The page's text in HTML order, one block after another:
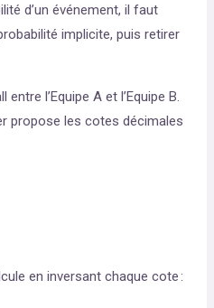
d’un événement, il faut
implicite, puis retirer
l’Equipe A et l’Equipe B.
propose les cotes décimales
en inversant chaque cote :